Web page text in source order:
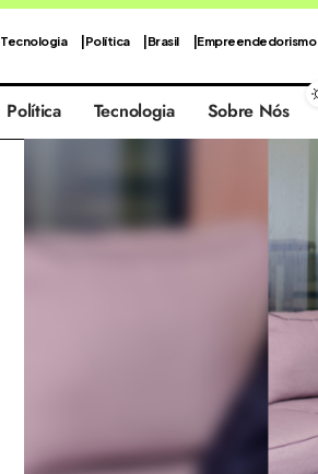
Tecnologia Política Brasil Empreendedorismo
Política Tecnologia Sobre Nós